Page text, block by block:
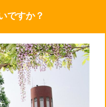
ですか？